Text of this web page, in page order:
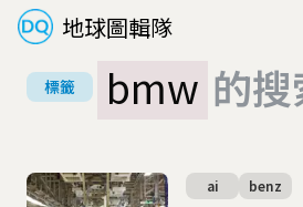
地球圖輯隊
標籤 bmw 的
ai benz